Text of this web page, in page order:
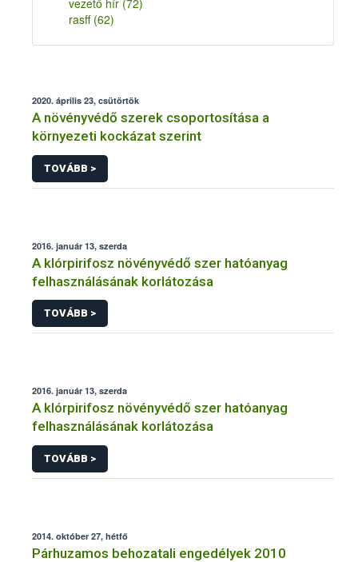
vezető hír (72)
rasff (62)
2020. április 23, csütörtök
A növényvédő szerek csoportosítása a
környezeti kockázat szerint
TOVÁBB >
2016. január 13, szerda
A klórpirifosz növényvédő szer hatóanyag
felhasználásának korlátozása
TOVÁBB >
2016. január 13, szerda
A klórpirifosz növényvédő szer hatóanyag
felhasználásának korlátozása
TOVÁBB >
2014. október 27, hétfő
Párhuzamos behozatali engedélyek 2010